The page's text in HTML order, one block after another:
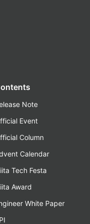
Note
Event
Column
Calendar
Tech Festa
Award
White Paper